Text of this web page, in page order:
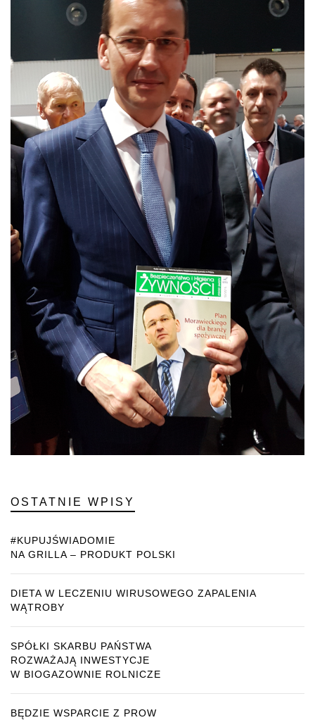
OSTATNIE WPISY
#KUPUJŚWIADOMIE
NA GRILLA – PRODUKT POLSKI
DIETA W LECZENIU WIRUSOWEGO ZAPALENIA
WĄTROBY
SPÓŁKI SKARBU PAŃSTWA
ROZWAŻAJĄ INWESTYCJE
W BIOGAZOWNIE ROLNICZE
BĘDZIE WSPARCIE Z PROW